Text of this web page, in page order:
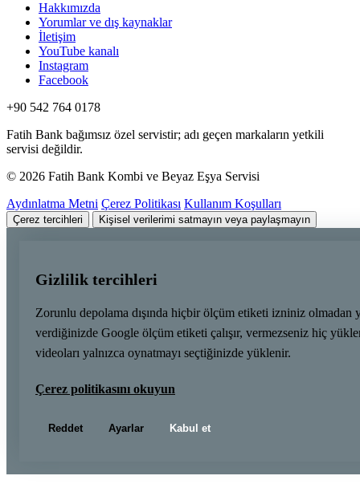
Hakkımızda
Yorumlar ve dış kaynaklar
İletişim
YouTube kanalı
Instagram
Facebook
+90 542 764 0178
Fatih Bank bağımsız özel servistir; adı geçen markaların yetkili
servisi değildir.
© 2026 Fatih Bank Kombi ve Beyaz Eşya Servisi
Aydınlatma Metni Çerez Politikası Kullanım Koşulları
Çerez tercihleri Kişisel verilerimi satmayın veya paylaşmayın
Gizlilik tercihleri
Zorunlu depolama dışında hiçbir ölçüm etiketi izniniz olmadan
verdiğinizde Google ölçüm etiketi çalışır, vermezseniz hiç
videoları yalnızca oynatmayı seçtiğinizde yüklenir.
Çerez politikasını okuyun
Reddet Ayarlar Kabul et